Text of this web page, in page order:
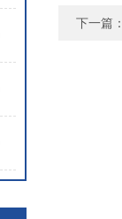
下一篇